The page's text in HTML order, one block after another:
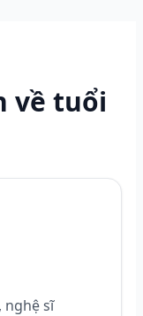
về tuổi
nghệ sĩ